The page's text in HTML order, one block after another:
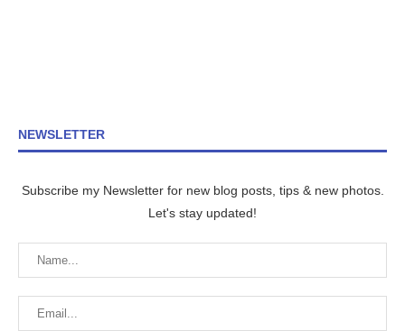
NEWSLETTER
Subscribe my Newsletter for new blog posts, tips & new photos.
Let's stay updated!